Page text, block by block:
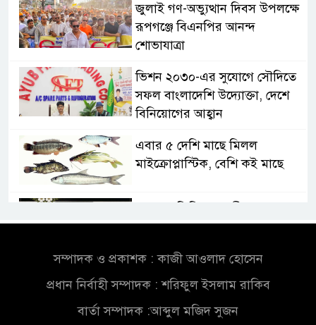
জুলাই গণ-অভ্যুত্থান দিবস উপলক্ষে
রূপগঞ্জে বিএনপির আনন্দ
শোভাযাত্রা
ভিশন ২০৩০-এর সুযোগে সৌদিতে
সফল বাংলাদেশি উদ্যোক্তা, দেশে
বিনিয়োগের আহ্বান
এবার ৫ দেশি মাছে মিলল
মাইক্রোপ্লাস্টিক, বেশি কই মাছে
খালেকের ইন্তেকাল
অগ্রযাত্রায় নতুন অধ্যায়
সম্পাদক ও প্রকাশক : কাজী আওলাদ হোসেন
প্রধান নির্বাহী সম্পাদক : শরিফুল ইসলাম রাকিব
বার্তা সম্পাদক :আব্দুল মজিদ সুজন